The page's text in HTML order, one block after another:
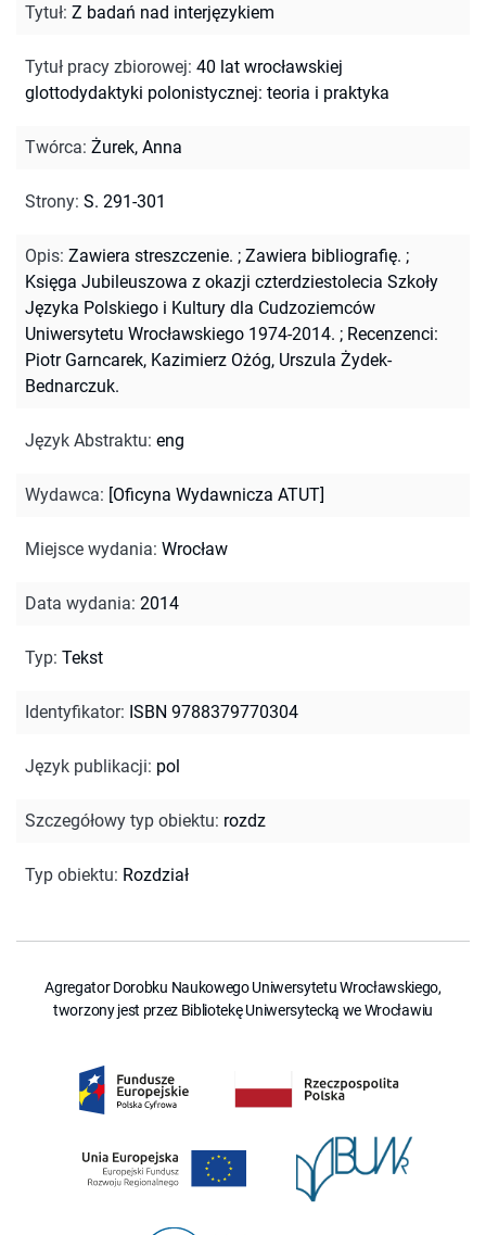
Tytuł: Z badań nad interjęzykiem
Tytuł pracy zbiorowej: 40 lat wrocławskiej
glottodydaktyki polonistycznej: teoria i praktyka
Twórca: Żurek, Anna
Strony: S. 291-301
Opis: Zawiera streszczenie. ; Zawiera bibliografię. ;
Księga Jubileuszowa z okazji czterdziestolecia Szkoły
Języka Polskiego i Kultury dla Cudzoziemców
Uniwersytetu Wrocławskiego 1974-2014. ; Recenzenci:
Piotr Garncarek, Kazimierz Ożóg, Urszula Żydek-
Bednarczuk.
Język Abstraktu: eng
Wydawca: [Oficyna Wydawnicza ATUT]
Miejsce wydania: Wrocław
Data wydania: 2014
Typ: Tekst
Identyfikator: ISBN 9788379770304
Język publikacji: pol
Szczegółowy typ obiektu: rozdz
Typ obiektu: Rozdział
Agregator Dorobku Naukowego Uniwersytetu Wrocławskiego,
tworzony jest przez Bibliotekę Uniwersytecką we Wrocławiu